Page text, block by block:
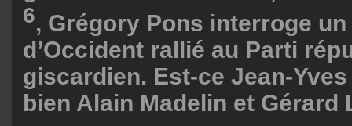
6, Grégory Pons interroge
d’Occident rallié au Parti
giscardien. Est-ce Jean-
bien Alain Madelin et Gérard